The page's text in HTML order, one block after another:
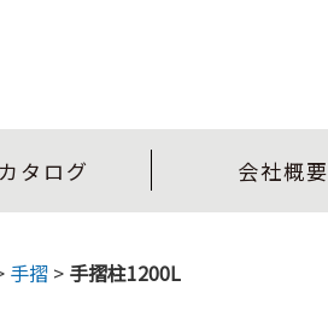
タログ 会社概要
手摺 > 手摺柱1200L